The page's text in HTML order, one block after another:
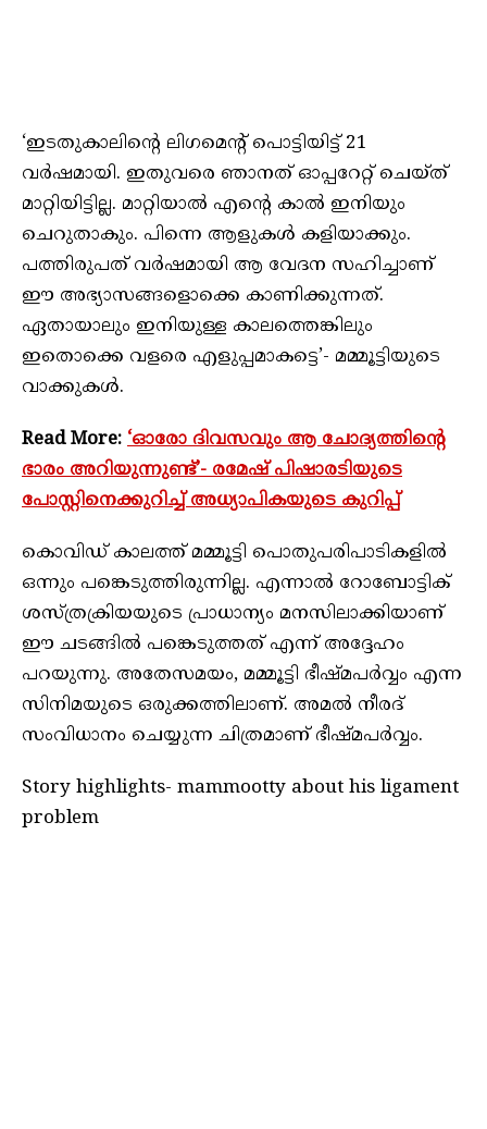
‘ഇടതുകാലിന്റെ ലിഗമെന്റ് പൊട്ടിയിട്ട് 21
വർഷമായി. ഇതുവരെ ഞാനത് ഓപ്പറേറ്റ് ചെയ്ത്
മാറ്റിയിട്ടില്ല. മാറ്റിയാൽ എന്റെ കാൽ ഇനിയും
ചെറുതാകും. പിന്നെ ആളുകൾ കളിയാക്കും.
പത്തിരുപത് വർഷമായി ആ വേദന സഹിച്ചാണ്
ഈ അഭ്യാസങ്ങളൊക്കെ കാണിക്കുന്നത്.
ഏതായാലും ഇനിയുള്ള കാലത്തെങ്കിലും
ഇതൊക്കെ വളരെ എളുപ്പമാകട്ടെ’- മമ്മൂട്ടിയുടെ
വാക്കുകൾ.
Read More: ‘ഓരോ ദിവസവും ആ ചോദ്യത്തിന്റെ
ഭാരം അറിയുന്നുണ്ട്’- രമേഷ് പിഷാരടിയുടെ
പോസ്റ്റിനെക്കുറിച്ച് അധ്യാപികയുടെ കുറിപ്പ്
കൊവിഡ് കാലത്ത് മമ്മൂട്ടി പൊതുപരിപാടികളിൽ
ഒന്നും പങ്കെടുത്തിരുന്നില്ല. എന്നാൽ റോബോട്ടിക്
ശസ്ത്രക്രിയയുടെ പ്രാധാന്യം മനസിലാക്കിയാണ്
ഈ ചടങ്ങിൽ പങ്കെടുത്തത് എന്ന് അദ്ദേഹം
പറയുന്നു. അതേസമയം, മമ്മൂട്ടി ഭീഷ്മപർവ്വം എന്ന
സിനിമയുടെ ഒരുക്കത്തിലാണ്. അമൽ നീരദ്
സംവിധാനം ചെയ്യുന്ന ചിത്രമാണ് ഭീഷ്മപർവ്വം.
Story highlights- mammootty about his ligament
problem